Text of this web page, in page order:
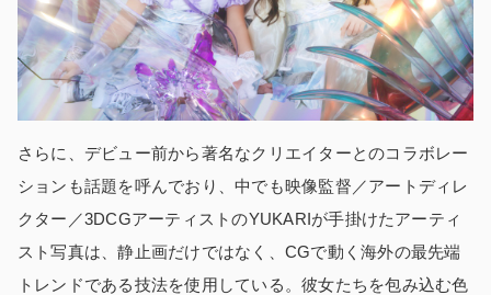
さらに、デビュー前から著名なクリエイターとのコラボレー
ションも話題を呼んでおり、中でも映像監督／アートディレ
クター／3DCGアーティストのYUKARIが手掛けたアーティ
スト写真は、静止画だけではなく、CGで動く海外の最先端
トレンドである技法を使用している。彼女たちを包み込む色